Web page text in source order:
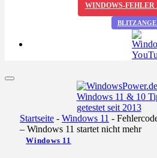
WINDOWS-
Startseite - Windows 11 -
– Windows 11 startet nicht mehr
Windows 11